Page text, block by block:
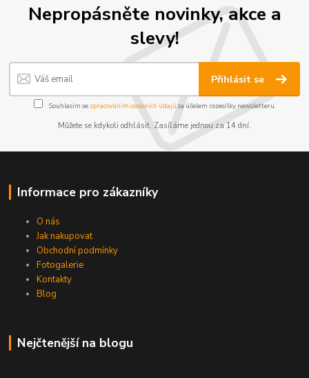
Nepropásněte novinky, akce a
slevy!
Přihlásit se
Souhlasím se zpracováním osobních údajůza účelem rozesílky newsletteru.
Můžete se kdykoli odhlásit. Zasíláme jednou za 14 dní.
Informace pro zákazníky
O nás
Jak nakupovat
Obchodní podmínky
Fotogalerie
Kontakty
Blog
Nejčtenější na blogu